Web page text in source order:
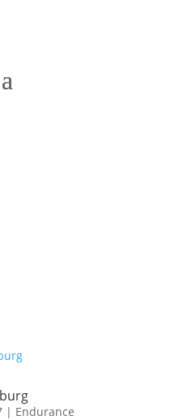
| Endurance